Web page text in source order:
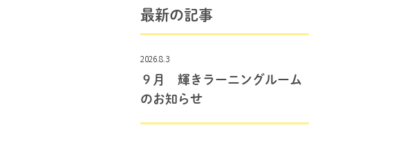
最新の記事
2026.8.3
９月 輝きラーニングルーム
のお知らせ